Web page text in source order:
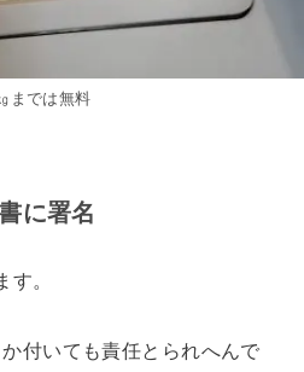
までは無料
に署名
す。
付いても責任とられへんで